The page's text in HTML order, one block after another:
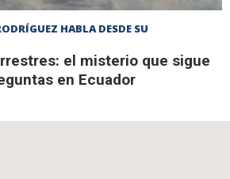
HABLA DESDE SU
el misterio que sigue
en Ecuador